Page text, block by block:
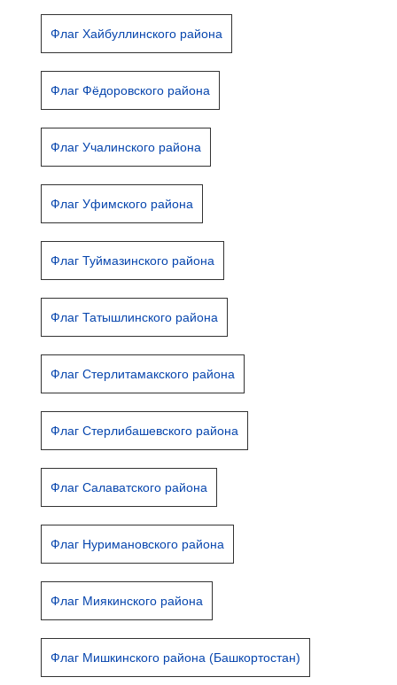
Флаг Хайбуллинского района
Флаг Фёдоровского района
Флаг Учалинского района
Флаг Уфимского района
Флаг Туймазинского района
Флаг Татышлинского района
Флаг Стерлитамакского района
Флаг Стерлибашевского района
Флаг Салаватского района
Флаг Нуримановского района
Флаг Миякинского района
Флаг Мишкинского района (Башкортостан)